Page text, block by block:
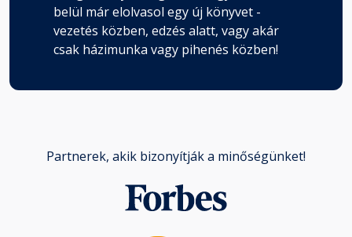
belül már elolvasol egy új könyvet -
vezetés közben, edzés alatt, vagy akár
csak házimunka vagy pihenés közben!
Partnerek, akik bizonyítják a minőségünket!